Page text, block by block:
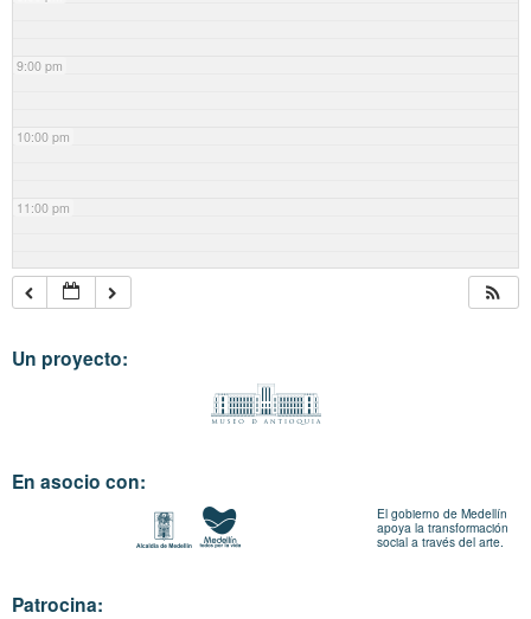
9:00 pm
10:00 pm
11:00 pm
Un proyecto:
En asocio con:
El gobierno de Medellín
apoya la transformación
social a través del arte.
Patrocina: